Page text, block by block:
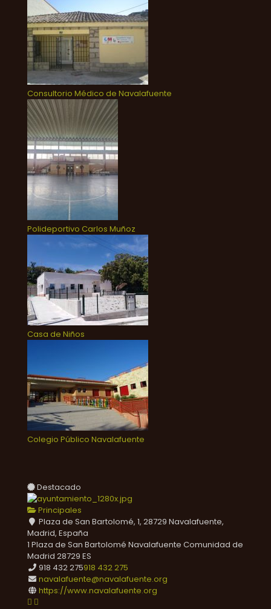
Consultorio Médico de Navalafuente
Polideportivo Carlos Muñoz
Casa de Niños
Colegio Público Navalafuente
Destacado
Principales
Plaza de San Bartolomé, 1, 28729 Navalafuente,
Madrid, España
1 Plaza de San Bartolomé Navalafuente Comunidad de
Madrid 28729 ES
918 432 275918 432 275
navalafuente@navalafuente.org
https://www.navalafuente.org